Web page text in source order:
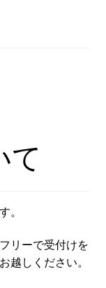
て
。
リーで受付けを
越しください。